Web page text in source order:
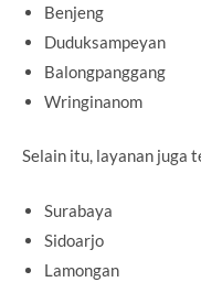
Benjeng
Duduksampeyan
Balongpanggang
Wringinanom
Selain itu, layanan juga
Surabaya
Sidoarjo
Lamongan